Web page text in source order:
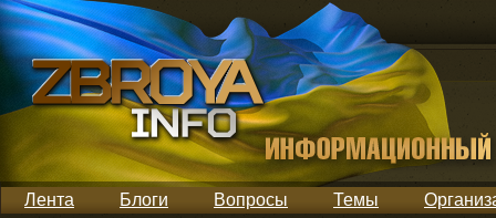
Лента Блоги Вопросы Темы